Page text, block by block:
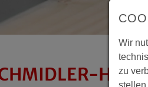
Wir
zu
stellen.